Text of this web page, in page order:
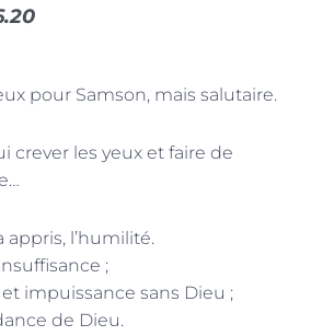
pour Samson, mais salutaire.
crever les yeux et faire de
appris, l’humilité.
;
impuissance sans Dieu ;
de Dieu.